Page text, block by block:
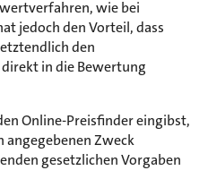
wie bei
jedoch den Vorteil, dass
den
in die Bewertung
Online-Preisfinder eingibst,
angegebenen Zweck
gesetzlichen Vorgaben